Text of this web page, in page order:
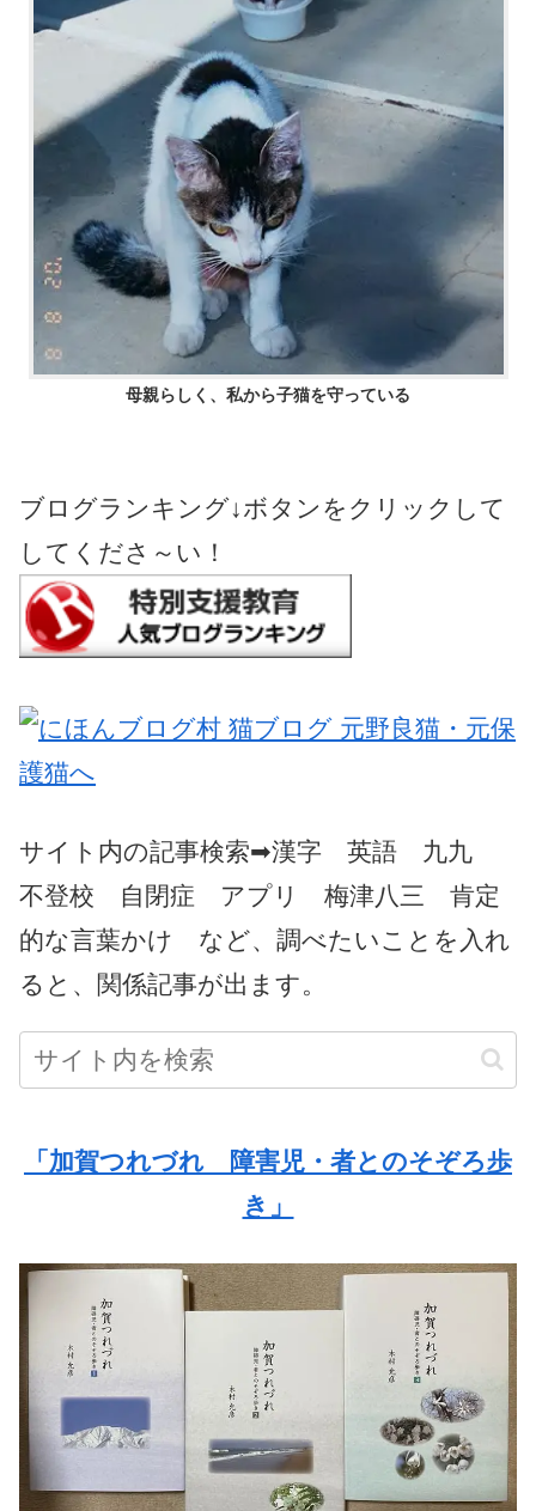
母親らしく、私から子猫を守っている
ブログランキング↓ボタンをクリックして
してくださ～い！
サイト内の記事検索➡漢字 英語 九九
不登校 自閉症 アプリ 梅津八三 肯定
的な言葉かけ など、調べたいことを入れ
ると、関係記事が出ます。
「加賀つれづれ 障害児・者とのそぞろ歩
き」